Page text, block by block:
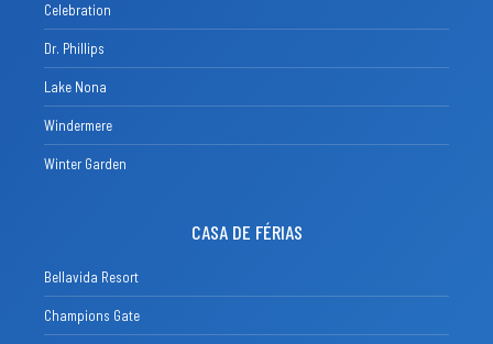
Celebration
Dr. Phillips
Lake Nona
Windermere
Winter Garden
CASA DE FÉRIAS
Bellavida Resort
Champions Gate